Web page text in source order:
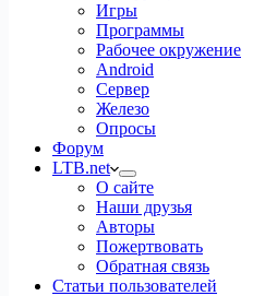
Игры
Программы
Рабочее окружение
Android
Сервер
Железо
Опросы
Форум
LTB.net
О сайте
Наши друзья
Авторы
Пожертвовать
Обратная связь
Статьи пользователей